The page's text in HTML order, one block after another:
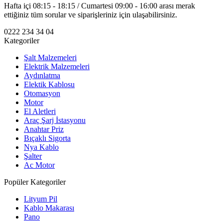
Hafta içi 08:15 - 18:15 / Cumartesi 09:00 - 16:00 arası merak
ettiğiniz tüm sorular ve siparişleriniz için ulaşabilirsiniz.
0222 234 34 04
Kategoriler
Şalt Malzemeleri
Elektrik Malzemeleri
Aydınlatma
Elektik Kablosu
Otomasyon
Motor
El Aletleri
Araç Şarj İstasyonu
Anahtar Priz
Bıçaklı Sigorta
Nya Kablo
Şalter
Ac Motor
Popüler Kategoriler
Lityum Pil
Kablo Makarası
Pano